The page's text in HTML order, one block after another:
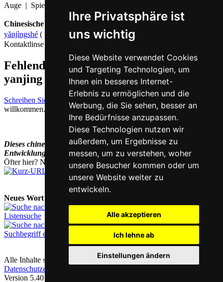
Ihre Privatsphäre ist
uns wichtig
Diese Website verwendet Cookies
und Targeting Technologien, um
Ihnen ein besseres Internet-
Erlebnis zu ermöglichen und die
Werbung, die Sie sehen, besser an
Ihre Bedürfnisse anzupassen.
Diese Technologien nutzen wir
außerdem, um Ergebnisse zu
messen, um zu verstehen, woher
unsere Besucher kommen oder um
unsere Website weiter zu
entwickeln.
Alle akzeptieren
Ich lehne ab
Einstellungen ändern
Auge | Spiegel
Chinesische Wörter, die 眼镜 ( yanjing / yănjìng ) enthalten:
yănjìngshé ( 眼镜蛇 : Kobra ), yĭnxíngyănjìng
Kontaktlinse )
Fehlende oder falsche Übersetzung für
yanjing auf Deutsch melden
Schreiben Sie uns!
Ihr Feedback und konstruktive Kritik sind stets
willkommen.
Dieses chinesisch-deutsche Wörterbuch befindet sich noch in der
Entwicklung und wird laufend ergänzt und erweitert.
Öfter hier? Nutzen Sie unsereKurz-URL chi.nesis.ch
Neues Wort nachschlagen:
Listensuche
Suchbegriff eingeben
Alle Inhalte sind urheberrechtlich geschützt | Kontakt & Impressum
Datenschutzerklärung
Version 5.40 / Letzte Aktualisierung: 2023-07-28